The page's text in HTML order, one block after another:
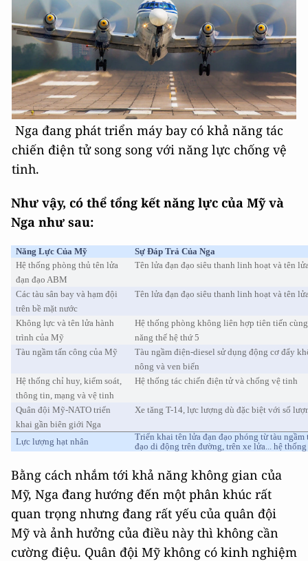
Nga đang phát triển máy bay có khả năng tác
chiến điện tử song song với năng lực chống vệ
tinh.
Như vậy, có thể tổng kết năng lực của Mỹ và
Nga như sau:
Năng Lực Của Mỹ
Sự Đáp Trả Của Nga
Hệ thống phòng thủ tên lửa
đạn đạo ABM
Tên lửa đạn đạo siêu thanh linh hoạt và tên
Các tàu sân bay và hạm đội
trên bề mặt nước
Tên lửa đạn đạo siêu thanh linh hoạt và tên
Không lực và tên lửa hành
trình của Mỹ
Hệ thống phòng không liên hợp tiên tiến
năng thế hệ thứ 5
Tàu ngầm tấn công của Mỹ
Tàu ngầm điện-diesel sử dụng động cơ đẩy
nông và ven biển
Hệ thống chỉ huy, kiểm soát,
thông tin, mạng và vệ tinh
Hệ thống tác chiến điện tử và chống vệ tinh
Quân đội Mỹ-NATO triển
khai gần biên giới Nga
Xe tăng T-14, lực lượng dù đặc biệt với số
Lực lượng hạt nhân
Triển khai tên lửa đạn đạo phóng từ tàu ngầm
đạo di động trên đường, trên xe lửa... hệ
Bằng cách nhắm tới khả năng không gian của
Mỹ, Nga đang hướng đến một phân khúc rất
quan trọng nhưng đang rất yếu của quân đội
Mỹ và ảnh hưởng của điều này thì không cần
cường điệu. Quân đội Mỹ không có kinh nghiệm